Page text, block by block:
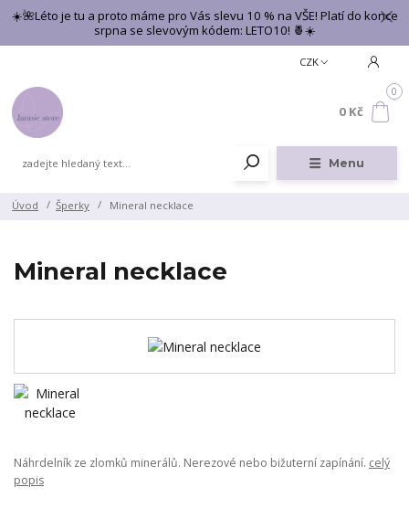
☀️🌺Léto je tu a proto máme pro Vás slevu 10 % na VŠE! Platí do konce
srpna se slevovým kódem: LETO10! 🍍☀️
Menu
CZK
0
0 Kč
Úvod Šperky Mineral necklace
Mineral necklace
Náhrdelník ze zlomků minerálů. Nerezové nebo bižuterní zapínání. celý
popis